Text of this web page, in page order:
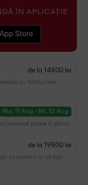
ÎN APLICAȚIE
de la 149.00 lei
cu totalul mai
Ma, 11 Aug - Mi, 12 Aug
estimat poate fi diferit.
de la 199.00 lei
sa probezi si sa faci